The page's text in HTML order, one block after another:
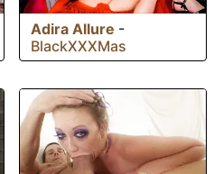
Adira Allure -
BlackXXXMas